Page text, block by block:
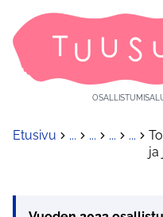
Etusivu ... ... ... ...
ja